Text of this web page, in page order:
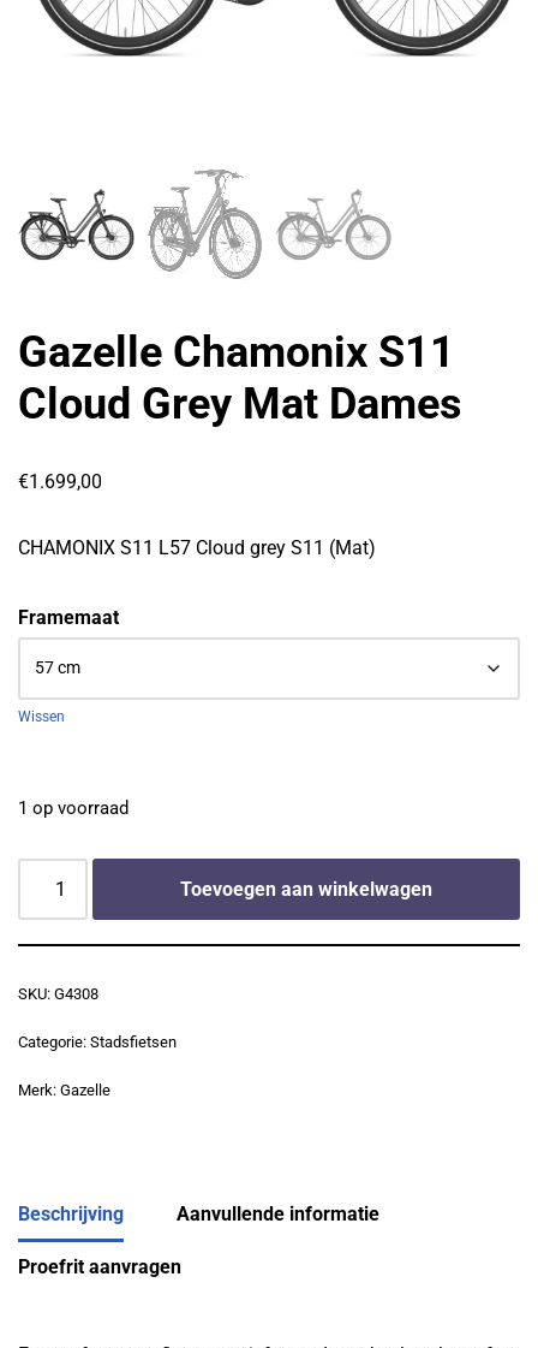
Gazelle Chamonix S11
Cloud Grey Mat Dames
€1.699,00
CHAMONIX S11 L57 Cloud grey S11 (Mat)
Framemaat
Wissen
1 op voorraad
Toevoegen aan winkelwagen
SKU: G4308
Categorie: Stadsfietsen
Merk: Gazelle
Beschrijving Aanvullende informatie
Proefrit aanvragen